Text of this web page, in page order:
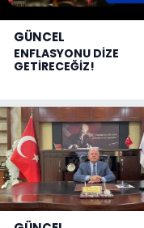
GÜNCEL
ENFLASYONU DİZE
GETİRECEĞİZ!